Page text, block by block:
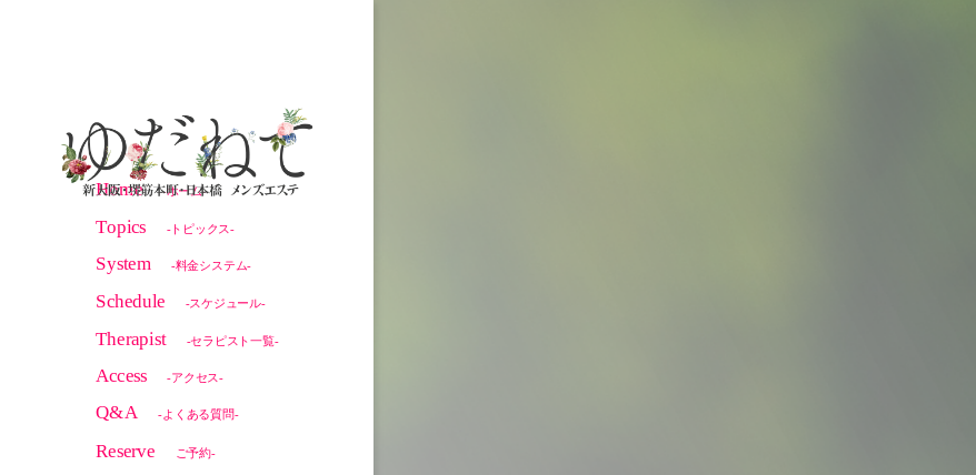
Home -ホーム-
Topics -トピックス-
System -料金システム-
Schedule -スケジュール-
Therapist -セラピスト一覧-
Access -アクセス-
Q&A -よくある質問-
Reserve ご予約-